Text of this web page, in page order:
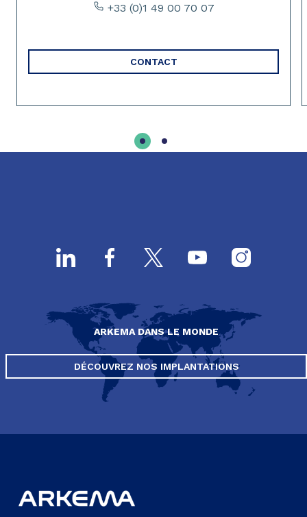
+33 (0)1 49 00 70 07
CONTACT
ARKEMA DANS LE MONDE
DÉCOUVREZ NOS IMPLANTATIONS